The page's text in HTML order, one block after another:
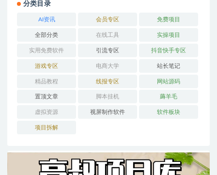
分类目录
AI资讯 会员专区 免费项目
全部分类 在线工具 实操项目
实用免费软件 引流专区 抖音快手专区
游戏专区 电商大学 站长笔记
精品教程 线报专区 网站源码
置顶文章 脚本挂机 薅羊毛
虚拟资源 视屏制作软件 软件板块
项目拆解